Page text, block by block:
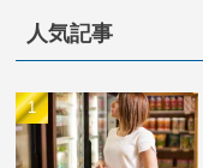
人気記事